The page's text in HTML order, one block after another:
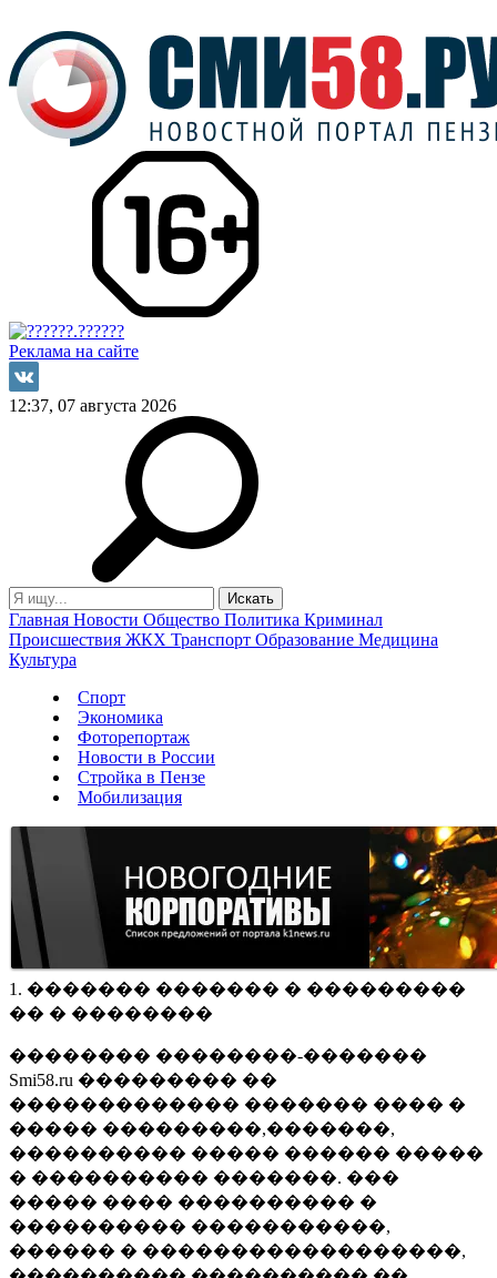
Реклама на сайте
12:37, 07 августа 2026
Главная Новости Общество Политика Криминал
Происшествия ЖКХ Транспорт Образование Медицина
Культура
Спорт
Экономика
Фоторепортаж
Новости в России
Стройка в Пензе
Мобилизация
1. ������� ������� � ���������
�� � ��������
�������� ��������-�������
Smi58.ru ��������� ��
������������� ������� ���� �
����� ���������,�������,
���������� ����� ������ �����
� ���������� �������. ���
����� ���� ���������� �
���������� �����������,
������ � ������������������,